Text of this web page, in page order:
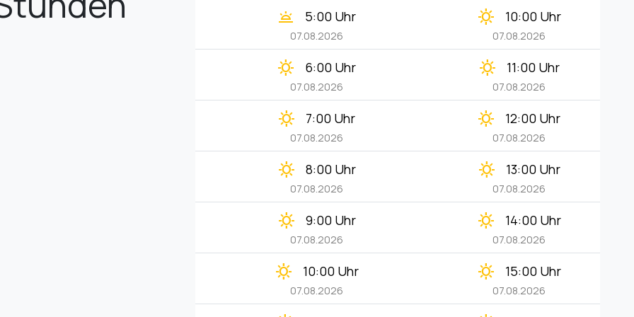
wb_twilight 5:00 Uhr
07.08.2026
clear_day 10:00 Uhr
07.08.2026
clear_day 6:00 Uhr
07.08.2026
clear_day 11:00 Uhr
07.08.2026
clear_day 7:00 Uhr
07.08.2026
clear_day 12:00 Uhr
07.08.2026
clear_day 8:00 Uhr
07.08.2026
clear_day 13:00 Uhr
07.08.2026
clear_day 9:00 Uhr
07.08.2026
clear_day 14:00 Uhr
07.08.2026
clear_day 10:00 Uhr
07.08.2026
clear_day 15:00 Uhr
07.08.2026